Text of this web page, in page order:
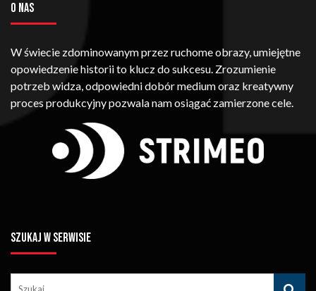
O NAS
W świecie zdominowanym przez ruchome obrazy, umiejętne
opowiedzenie historii to klucz do sukcesu. Zrozumienie
potrzeb widza, odpowiedni dobór medium oraz kreatywny
proces produkcyjny pozwala nam osiągać zamierzone cele.
SZUKAJ W SERWISIE